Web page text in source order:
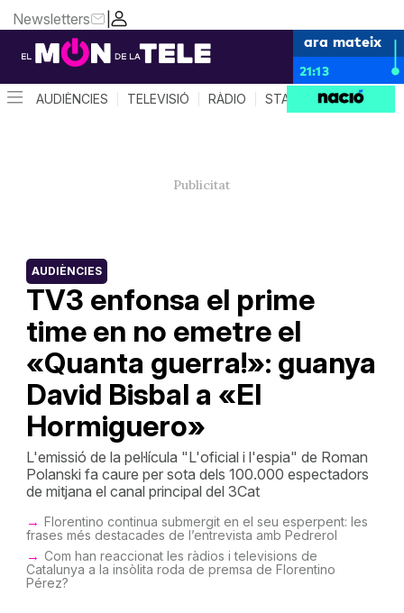
|
Newsletters
ara mateix
21:13
AUDIÈNCIES TELEVISIÓ RÀDIO STAR SYSTEM
TV3 enfonsa el prime
time en no emetre el
«Quanta guerra!»: guanya
David Bisbal a «El
Hormiguero»
AUDIÈNCIES
L'emissió de la pel·lícula "L'oficial i l'espia" de Roman
Polanski fa caure per sota dels 100.000 espectadors
de mitjana el canal principal del 3Cat
Florentino continua submergit en el seu esperpent: les
frases més destacades de l’entrevista amb Pedrerol
Com han reaccionat les ràdios i televisions de
Catalunya a la insòlita roda de premsa de Florentino
Pérez?